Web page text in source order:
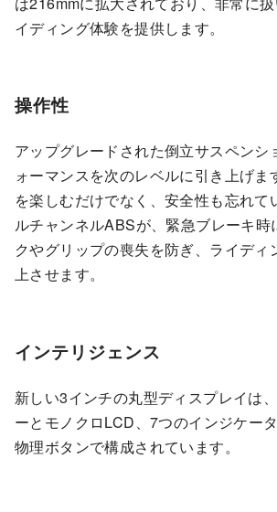
イディング体験を提供します。
操作性
アップグレードされた倒立サスペンシ
ォーマンスを次のレベルに引き上げま
を楽しむだけでなく、安全性も忘れて
ルチャンネルABSが、緊急ブレーキ時
クやグリップの喪失を防ぎ、ライディ
上させます。
インテリジェンス
新しい3インチの丸型ディスプレイは
ーとモノクロLCD、7つのインジケー
物理ボタンで構成されています。